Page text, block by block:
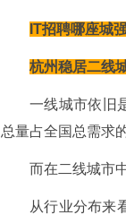
IT招聘哪座城
杭州稳居二线
一线城市依旧
总量占全国总需求
而在二线城市
从行业分布来